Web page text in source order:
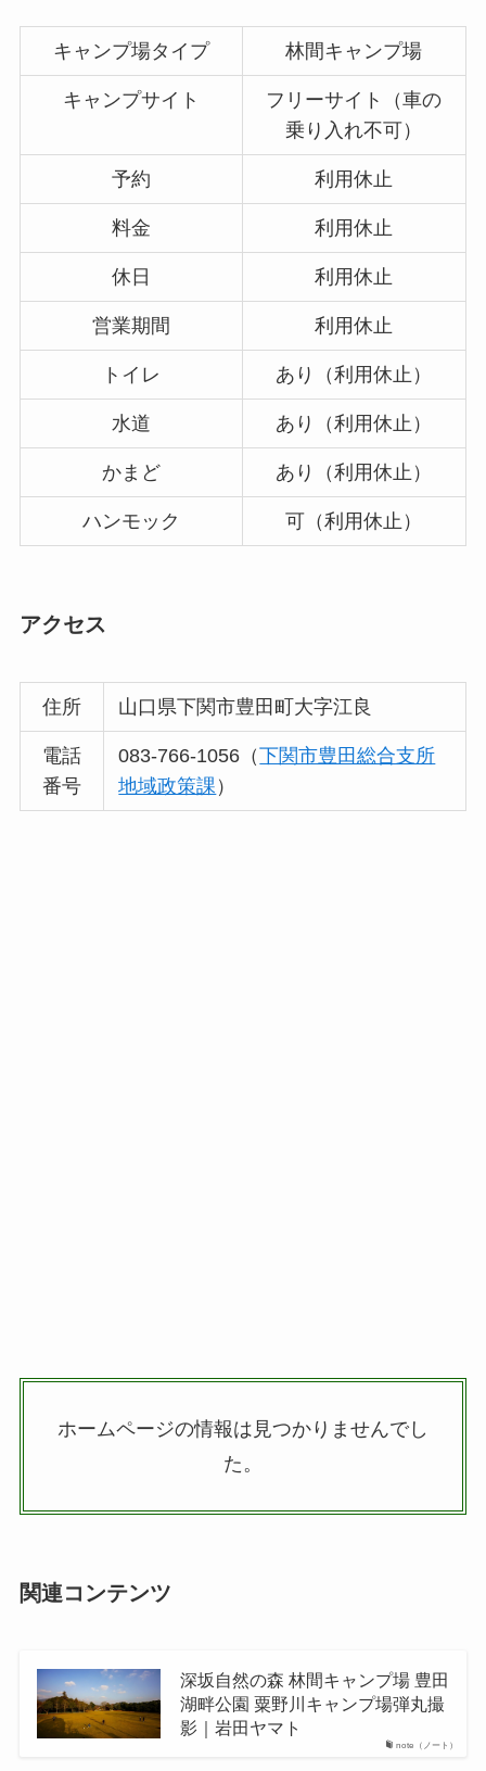
キャンプ場タイプ 林間キャンプ場
キャンプサイト
フリーサイト（車の
乗り入れ不可）
予約 利用休止
料金 利用休止
休日 利用休止
営業期間 利用休止
トイレ あり（利用休止）
水道 あり（利用休止）
かまど あり（利用休止）
ハンモック 可（利用休止）
アクセス
住所 山口県下関市豊田町大字江良
電話
番号
083-766-1056（下関市豊田総合支所
地域政策課 ）
ホームページの情報は見つかりませんでし
た。
関連コンテンツ
note（ノート）
深坂自然の森 林間キャンプ場 豊田
湖畔公園 粟野川キャンプ場弾丸撮
影｜岩田ヤマト